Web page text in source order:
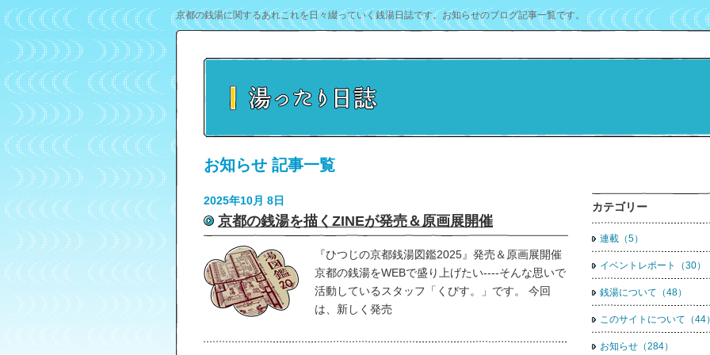
京都の銭湯に関するあれこれを日々綴っていく銭湯日誌です。お知らせのブログ記事一覧です。
お知らせ 記事一覧
2025年10月 8日
京都の銭湯を描くZINEが発売＆原画展開催
『ひつじの京都銭湯図鑑2025』発売＆原画展開催
京都の銭湯をWEBで盛り上げたい----そんな思いで
活動しているスタッフ「くびす。」です。 今回
は、新しく発売
カテゴリー
連載（5）
イベントレポート（30）
銭湯について（48）
このサイトについて（44
お知らせ（284）